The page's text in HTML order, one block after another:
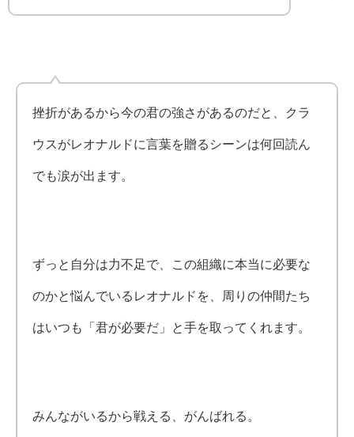
挫折があるから今の君の強さがあるのだと、クラ
ウスがレオナルドに言葉を贈るシーンは何回読ん
でも涙が出ます。
ずっと自分は力不足で、この組織に本当に必要な
のかと悩んでいるレオナルドを、周りの仲間たち
はいつも「君が必要だ」と手を取ってくれます。
みんながいるから戦える、がんばれる。